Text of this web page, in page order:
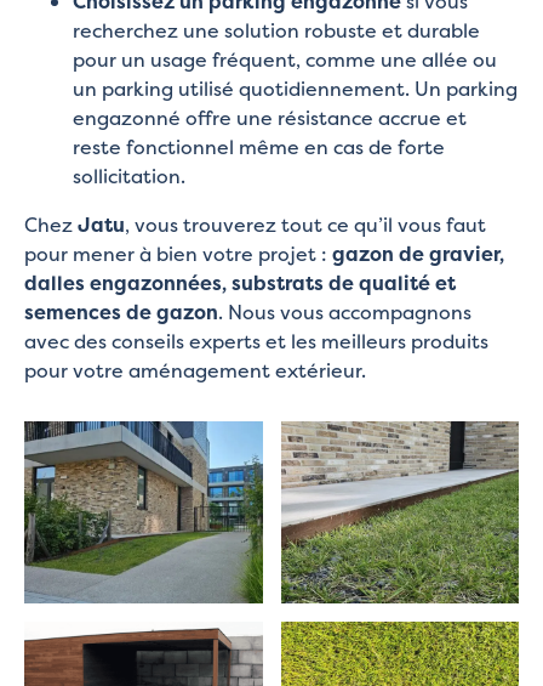
recherchez une solution robuste et durable
pour un usage fréquent, comme une allée ou
un parking utilisé quotidiennement. Un parking
engazonné offre une résistance accrue et
reste fonctionnel même en cas de forte
sollicitation.
ChezJatu, vous trouverez tout ce qu’il vous faut
pour mener à bien votre projet : gazon de gravier,
dalles engazonnées, substrats de qualité et
semences de gazon. Nous vous accompagnons
avec des conseils experts et les meilleurs produits
pour votre aménagement extérieur.